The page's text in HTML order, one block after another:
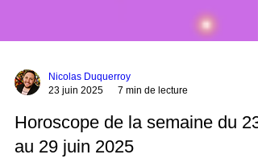
Nicolas Duquerroy
23 juin 2025
7 min de lecture